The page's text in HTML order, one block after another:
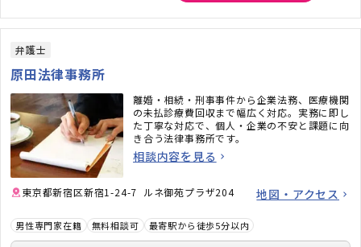
弁護士
原田法律事務所
離婚・相続・刑事事件から企業法務、医療機関
の未払診療費回収まで幅広く対応。実務に即し
た丁寧な対応で、個人・企業の不安と課題に向
き合う法律事務所です。
相談内容を見る
東京都新宿区新宿1-24-7 ルネ御苑プラザ204 地図・アクセス
男性専門家在籍 無料相談可 最寄駅から徒歩5分以内